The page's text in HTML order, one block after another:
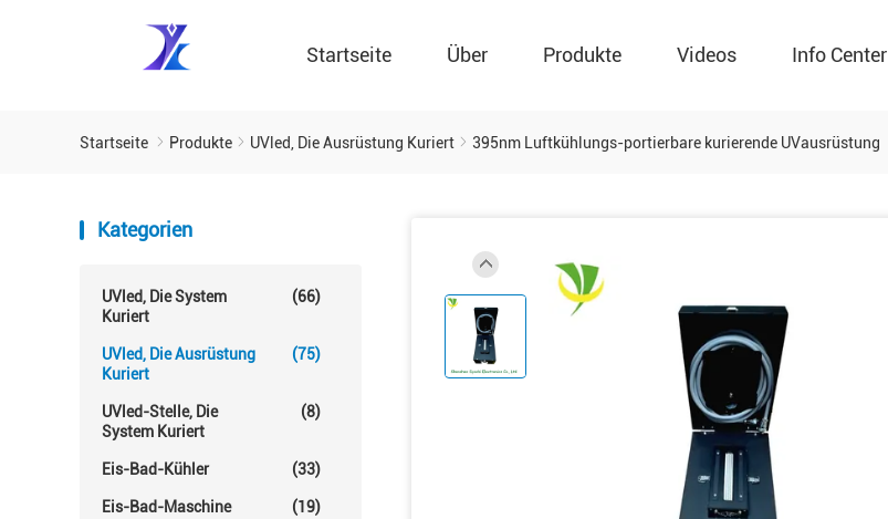
Startseite Über Produkte Videos Info Center
Startseite Produkte UVled, Die Ausrüstung Kuriert 395nm Luftkühlungs-portierbare kurierende UVausrüstung
Kategorien
UVled, Die System
Kuriert
(66)
UVled, Die Ausrüstung
Kuriert
(75)
UVled-Stelle, Die
System Kuriert
(8)
Eis-Bad-Kühler (33)
Eis-Bad-Maschine (19)